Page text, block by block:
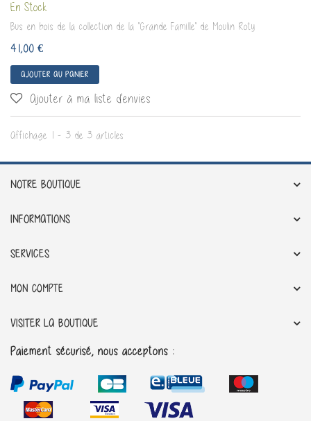
En Stock
Bus en bois de la collection de la "Grande Famille" de Moulin Roty
41,00 €
AJOUTER AU PANIER
Ajouter à ma liste d'envies
Affichage 1 - 3 de 3 articles
NOTRE BOUTIQUE
INFORMATIONS
SERVICES
MON COMPTE
VISITER LA BOUTIQUE
Paiement sécurisé, nous acceptons :